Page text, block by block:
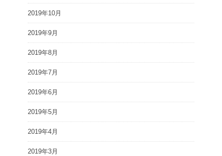
2019年10月
2019年9月
2019年8月
2019年7月
2019年6月
2019年5月
2019年4月
2019年3月